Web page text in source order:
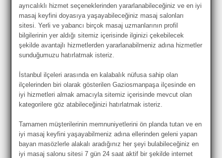
ayrıcalıklı hizmet seçeneklerinden yararlanabileceğiniz ve en iyi
masaj keyfini doyasıya yaşayabileceğiniz masaj salonları
sitesi. Yerli ve yabancı birçok masaj uzmanlarının profil
bilgilerinin yer aldığı sitemiz içerisinde ilginizi çekebilecek
şekilde avantajlı hizmetlerden yararlanabilmeniz adına hizmetler
sunduğumuzu hatırlatmak isteriz.
İstanbul ilçeleri arasında en kalabalık nüfusa sahip olan
ilçelerinden biri olarak gösterilen Gaziosmanpaşa ilçesinde en
iyi hizmetleri almak amacıyla sitemiz içerisinde mevcut olan
kategorilere göz atabileceğinizi hatırlatmak isteriz.
Tamamen müşterilerinin memnuniyetlerini ön planda tutan ve en
iyi masaj keyfini yaşayabilmeniz adına ellerinden geleni yapan
bayan masözlerle alakalı aradığınız her şeyi bulabileceğiniz en
iyi masaj salonu sitesi 7 gün 24 saat aktif bir şekilde internet